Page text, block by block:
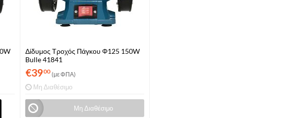
Δίδυμος Τροχός Πάγκου Φ125 150W
Bulle 41841
€3900 (με ΦΠΑ)
Μη Διαθέσιμο
Μη Διαθέσιμο